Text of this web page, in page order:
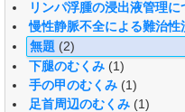
リンパ浮腫の浸出液管理に
慢性静脈不全による難治性
無題 (2)
下腿のむくみ (1)
手の甲のむくみ (1)
足首周辺のむくみ (1)